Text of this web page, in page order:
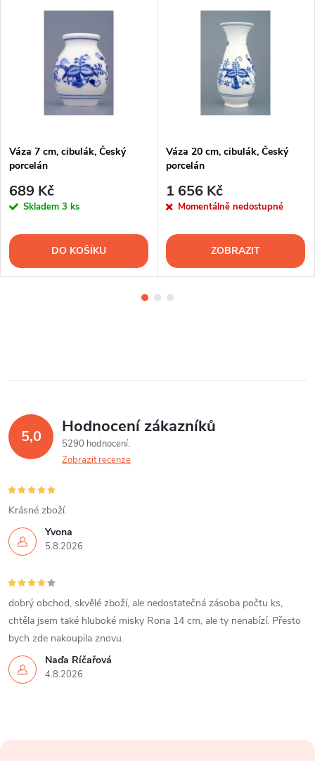
Váza 7 cm, cibulák, Český
porcelán
689 Kč
Skladem 3 ks
DO KOŠÍKU
Váza 20 cm, cibulák, Český
porcelán
1 656 Kč
Momentálně nedostupné
ZOBRAZIT
5,0 Hodnocení zákazníků
5290 hodnocení
Zobrazit recenze
Yvona
5.8.2026
Krásné zboží.
Naďa Říčařová
4.8.2026
dobrý obchod, skvělé zboží, ale nedostatečná zásoba počtu ks,
chtěla jsem také hluboké misky Rona 14 cm, ale ty nenabízí. Přesto
bych zde nakoupila znovu.